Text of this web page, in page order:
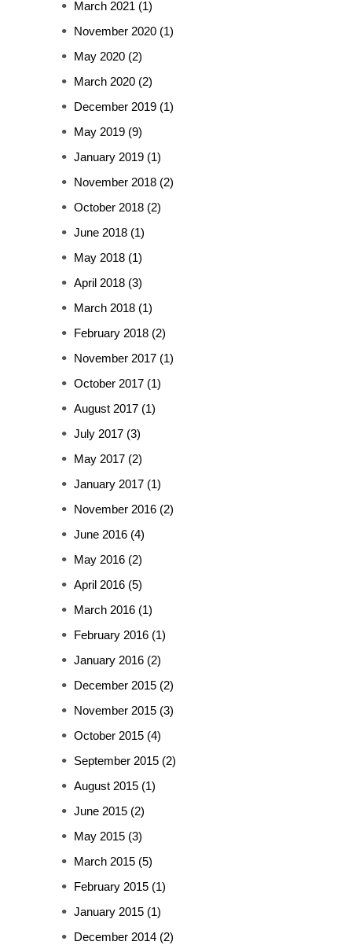
March 2021 (1)
November 2020 (1)
May 2020 (2)
March 2020 (2)
December 2019 (1)
May 2019 (9)
January 2019 (1)
November 2018 (2)
October 2018 (2)
June 2018 (1)
May 2018 (1)
April 2018 (3)
March 2018 (1)
February 2018 (2)
November 2017 (1)
October 2017 (1)
August 2017 (1)
July 2017 (3)
May 2017 (2)
January 2017 (1)
November 2016 (2)
June 2016 (4)
May 2016 (2)
April 2016 (5)
March 2016 (1)
February 2016 (1)
January 2016 (2)
December 2015 (2)
November 2015 (3)
October 2015 (4)
September 2015 (2)
August 2015 (1)
June 2015 (2)
May 2015 (3)
March 2015 (5)
February 2015 (1)
January 2015 (1)
December 2014 (2)